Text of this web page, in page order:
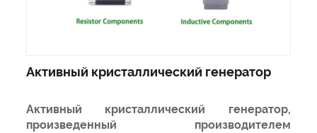
Активный кристаллический генератор
Активный кристаллический генератор,
произведенный производителем